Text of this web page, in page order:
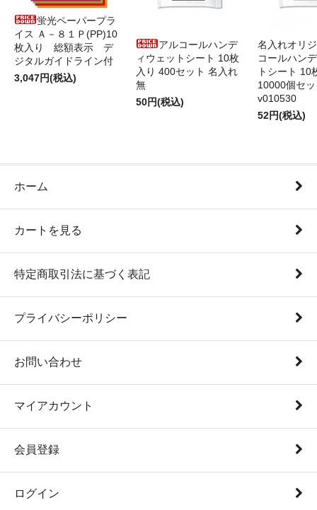
蛍光ペーパープラ
イス Ａ－８１Ｐ(PP)10
枚入り 総額表示 デ
ジタルガイドライン付
3,047円(税込)
アルコールハンデ
ィウェットシート 10枚
入り 400セット 名入れ
無
50円(税込)
名入れオリ
コールハン
トシート 10
10000個セ
v010530
52円(税込)
ホーム
カートを見る
特定商取引法に基づく表記
プライバシーポリシー
お問い合わせ
マイアカウント
会員登録
ログイン